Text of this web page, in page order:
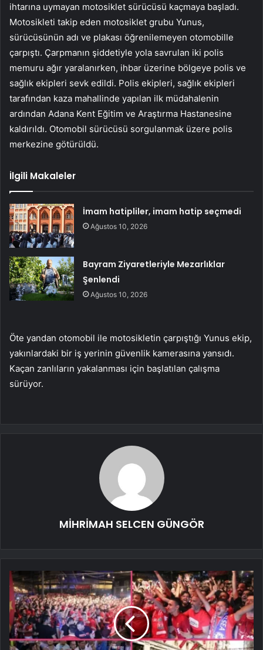
ihtarına uymayan motosiklet sürücüsü kaçmaya başladı.
Motosikleti takip eden motosiklet grubu Yunus,
sürücüsünün adı ve plakası öğrenilemeyen otomobille
çarpıştı. Çarpmanın şiddetiyle yola savrulan iki polis
memuru ağır yaralanırken, ihbar üzerine bölgeye polis ve
sağlık ekipleri sevk edildi. Polis ekipleri, sağlık ekipleri
tarafından kaza mahallinde yapılan ilk müdahalenin
ardından Adana Kent Eğitim ve Araştırma Hastanesine
kaldırıldı. Otomobil sürücüsü sorgulanmak üzere polis
merkezine götürüldü.
İlgili Makaleler
İmam hatipliler, imam hatip seçmedi
Ağustos 10, 2026
Bayram Ziyaretleriyle Mezarlıklar
Şenlendi
Ağustos 10, 2026
Öte yandan otomobil ile motosikletin çarpıştığı Yunus ekip,
yakınlardaki bir iş yerinin güvenlik kamerasına yansıdı.
Kaçan zanlıların yakalanması için başlatılan çalışma
sürüyor.
MİHRİMAH SELCEN GÜNGÖR